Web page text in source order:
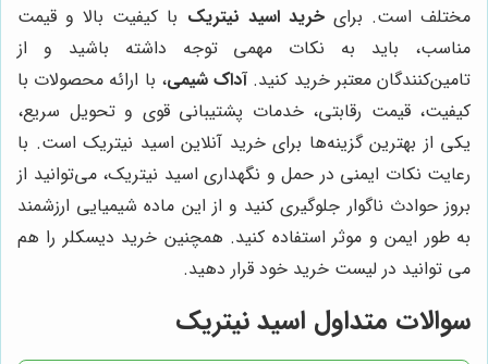
مختلف است. برایخرید اسید نیتریک با کیفیت بالا و قیمت
مناسب، باید به نکات مهمی توجه داشته باشید و از
تامین‌کنندگان معتبر خرید کنید.آداک شیمی، با ارائه محصولات با
کیفیت، قیمت رقابتی، خدمات پشتیبانی قوی و تحویل سریع،
یکی از بهترین گزینه‌ها برای خرید آنلاین اسید نیتریک است. با
رعایت نکات ایمنی در حمل و نگهداری اسید نیتریک، می‌توانید از
بروز حوادث ناگوار جلوگیری کنید و از این ماده شیمیایی ارزشمند
به طور ایمن و موثر استفاده کنید. همچنین خرید دیسکلر را هم
می توانید در لیست خرید خود قرار دهید.
سوالات متداول اسید نیتریک